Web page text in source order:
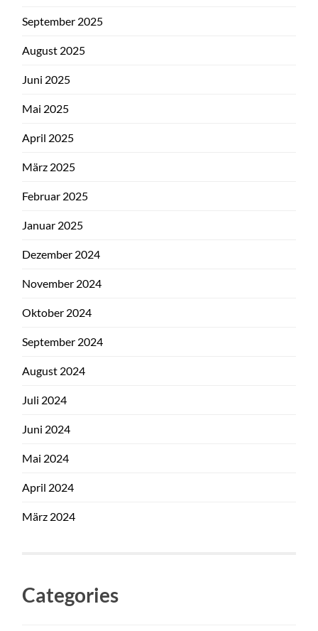
September 2025
August 2025
Juni 2025
Mai 2025
April 2025
März 2025
Februar 2025
Januar 2025
Dezember 2024
November 2024
Oktober 2024
September 2024
August 2024
Juli 2024
Juni 2024
Mai 2024
April 2024
März 2024
Categories